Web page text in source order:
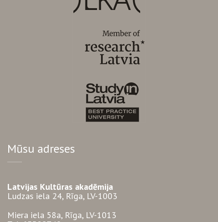
Mūsu adreses
Latvijas Kultūras akadēmija
Ludzas iela 24, Rīga, LV-1003
Miera iela 58a, Rīga, LV-1013